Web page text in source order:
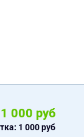
1 000 руб
1 000 руб